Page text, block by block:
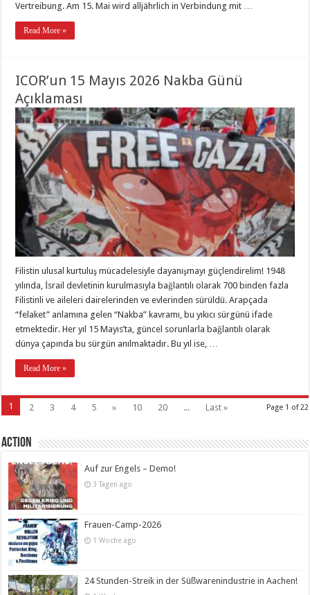
Vertreibung. Am 15. Mai wird alljährlich in Verbindung mit …
Read More »
ICOR’un 15 Mayıs 2026 Nakba Günü
Açıklaması
Filistin ulusal kurtuluş mücadelesiyle dayanışmayı güçlendirelim! 1948
yılında, İsrail devletinin kurulmasıyla bağlantılı olarak 700 binden fazla
Filistinli ve aileleri dairelerinden ve evlerinden sürüldü. Arapçada
“felaket” anlamına gelen “Nakba” kavramı, bu yıkıcı sürgünü ifade
etmektedir. Her yıl 15 Mayıs’ta, güncel sorunlarla bağlantılı olarak
dünya çapında bu sürgün anılmaktadır. Bu yıl ise, …
Read More »
Page 1 of 22
1 2 3 4 5 » 10 20 ... Last »
Action
Auf zur Engels – Demo!
3 Tagen ago
Frauen-Camp-2026
1 Woche ago
24 Stunden-Streik in der Süßwarenindustrie in Aachen!